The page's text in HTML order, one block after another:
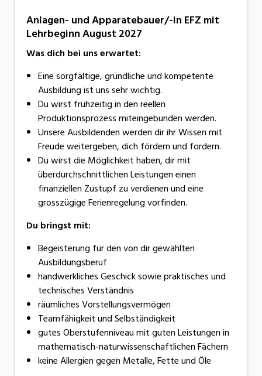
Anlagen- und Apparatebauer/-in EFZ mit
Lehrbeginn August 2027
Was dich bei uns erwartet:
Eine sorgfältige, gründliche und kompetente
Ausbildung ist uns sehr wichtig.
Du wirst frühzeitig in den reellen
Produktionsprozess miteingebunden werden.
Unsere Ausbildenden werden dir ihr Wissen mit
Freude weitergeben, dich fördern und fordern.
Du wirst die Möglichkeit haben, dir mit
überdurchschnittlichen Leistungen einen
finanziellen Zustupf zu verdienen und eine
grosszügige Ferienregelung vorfinden.
Du bringst mit:
Begeisterung für den von dir gewählten
Ausbildungsberuf
handwerkliches Geschick sowie praktisches und
technisches Verständnis
räumliches Vorstellungsvermögen
Teamfähigkeit und Selbständigkeit
gutes Oberstufenniveau mit guten Leistungen in
mathematisch-naturwissenschaftlichen Fächern
keine Allergien gegen Metalle, Fette und Öle